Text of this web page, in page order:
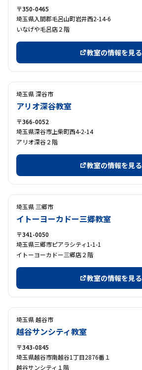
〒350-0465
埼玉県入間郡毛呂山町岩井西2-14-6
いなげや毛呂店２階
教室の情報を見る
埼玉県 深谷市
アリオ深谷教室
〒366-0052
埼玉県深谷市上柴町西4-2-14
アリオ深谷２階
教室の情報を見る
埼玉県 三郷市
イトーヨーカドー三郷教室
〒341-0050
埼玉県三郷市ピアラシティ1-1-1
イトーヨーカドー三郷店２階
教室の情報を見る
埼玉県 越谷市
越谷サンシティ教室
〒343-0845
埼玉県越谷市南越谷1丁目2876番１
越谷サンシティ１階